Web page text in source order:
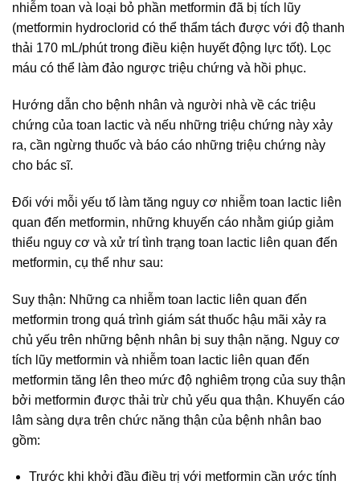
nhiễm toan và loại bỏ phần metformin đã bị tích lũy
(metformin hydroclorid có thể thẩm tách được với độ thanh
thải 170 mL/phút trong điều kiện huyết động lực tốt). Lọc
máu có thể làm đảo ngược triệu chứng và hồi phục.
Hướng dẫn cho bệnh nhân và người nhà về các triệu
chứng của toan lactic và nếu những triệu chứng này xảy
ra, cần ngừng thuốc và báo cáo những triệu chứng này
cho bác sĩ.
Đối với mỗi yếu tố làm tăng nguy cơ nhiễm toan lactic liên
quan đến metformin, những khuyến cáo nhằm giúp giảm
thiểu nguy cơ và xử trí tình trạng toan lactic liên quan đến
metformin, cụ thể như sau:
Suy thận: Những ca nhiễm toan lactic liên quan đến
metformin trong quá trình giám sát thuốc hậu mãi xảy ra
chủ yếu trên những bệnh nhân bị suy thận nặng. Nguy cơ
tích lũy metformin và nhiễm toan lactic liên quan đến
metformin tăng lên theo mức độ nghiêm trọng của suy thận
bởi metformin được thải trừ chủ yếu qua thận. Khuyến cáo
lâm sàng dựa trên chức năng thận của bệnh nhân bao
gồm:
Trước khi khởi đầu điều trị với metformin cần ước tính